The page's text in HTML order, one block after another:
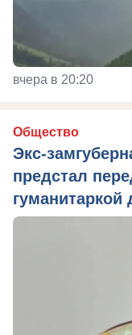
вчера в 20:20
Общество
Экс-
предстал